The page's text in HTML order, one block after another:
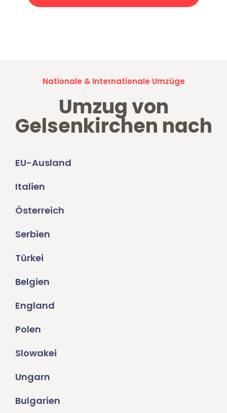
Nationale & Internationale Umzüge
Umzug von
Gelsenkirchen nach
EU-Ausland
Italien
Österreich
Serbien
Türkei
Belgien
England
Polen
Slowakei
Ungarn
Bulgarien